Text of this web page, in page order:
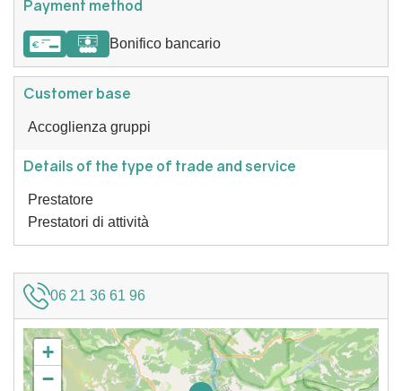
Payment method
Bonifico bancario
Customer base
Accoglienza gruppi
Details of the type of trade and service
Prestatore
Prestatori di attività
06 21 36 61 96
+
−